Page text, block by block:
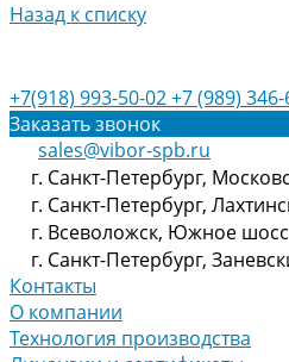
Назад к списку
+7(918) 993-50-02+7 (989)
Заказать звонок
sales@vibor-spb.ru
г. Санкт-Петербург,
г. Санкт-Петербург,
г. Всеволожск, Южное
г. Санкт-Петербург,
Контакты
О компании
Технология производства